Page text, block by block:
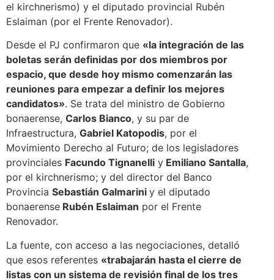
el kirchnerismo) y el diputado provincial Rubén
Eslaiman (por el Frente Renovador).
Desde el PJ confirmaron que «la integración de las
boletas serán definidas por dos miembros por
espacio, que desde hoy mismo comenzarán las
reuniones para empezar a definir los mejores
candidatos». Se trata del ministro de Gobierno
bonaerense, Carlos Bianco, y su par de
Infraestructura, Gabriel Katopodis, por el
Movimiento Derecho al Futuro; de los legisladores
provinciales Facundo Tignanelli y Emiliano Santalla,
por el kirchnerismo; y del director del Banco
Provincia Sebastián Galmarini y el diputado
bonaerense Rubén Eslaiman por el Frente
Renovador.
La fuente, con acceso a las negociaciones, detalló
que esos referentes «trabajarán hasta el cierre de
listas con un sistema de revisión final de los tres